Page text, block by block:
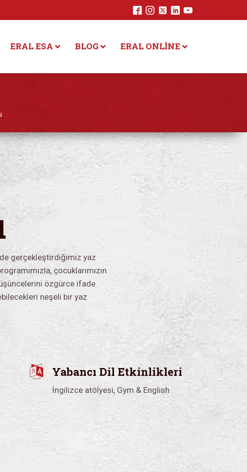
ERAL ESA BLOG ERAL ONLINE
gerçekleştirdiğimiz yaz
çocuklarımızın
özgürce ifade
neşeli bir yaz
Yabancı Dil Etkinlikleri
İngilizce atölyesi, Gym & English